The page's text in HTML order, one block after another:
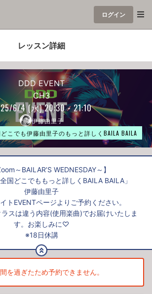
ログイン
レッスン詳細
DDD EVENT
CH3
6/4 (水) 20:30 - 21:10
伊藤由里子
どこでも伊藤由里子のもっと詳しくBAILA BAILA
～BAILAR’S WEDNESDAY～】
国どこでももっと詳しくBAILA BAILA」
伊藤由里子
トEVENTページよりご予約ください。
スは違う内容(使用楽曲)でお届けいたしま
す。お楽しみに♡
※18日休講
を過ぎたため予約できません。